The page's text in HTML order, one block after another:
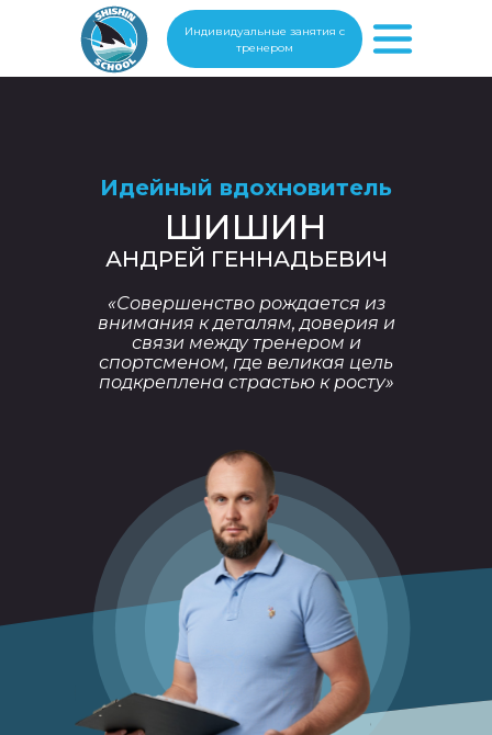
Индивидуальные занятия с
тренером
АНДРЕЙ ГЕННАДЬЕВИЧ
ШИШИН
Идейный вдохновитель
«Совершенство рождается из
внимания к деталям, доверия и
связи между тренером и
спортсменом, где великая цель
подкреплена страстью к росту»